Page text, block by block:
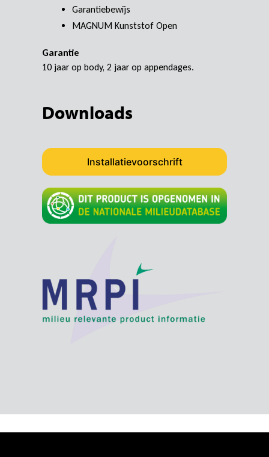
Garantiebewijs
MAGNUM Kunststof Open
Garantie
10 jaar op body, 2 jaar op appendages.
Downloads
Installatievoorschrift